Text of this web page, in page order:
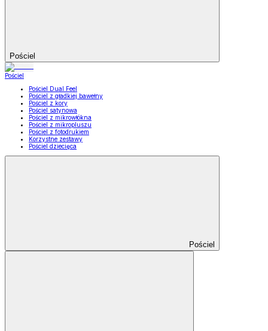
Pościel
Pościel
Pościel Dual Feel
Pościel z gładkiej bawełny
Pościel z kory
Pościel satynowa
Pościel z mikrowłókna
Pościel z mikropluszu
Pościel z fotodrukiem
Korzystne zestawy
Pościel dziecięca
Pościel